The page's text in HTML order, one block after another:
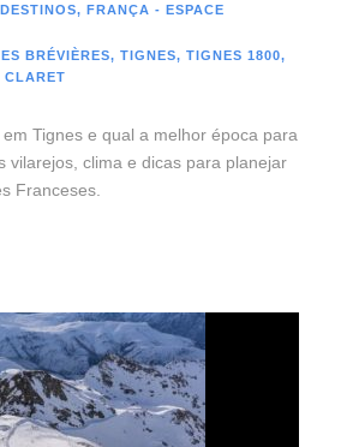
DESTINOS, FRANÇA - ESPACE
BRÉVIÈRES, TIGNES, TIGNES 1800,
CLARET
Tignes e qual a melhor época para
vilarejos, clima e dicas para planejar
Franceses.